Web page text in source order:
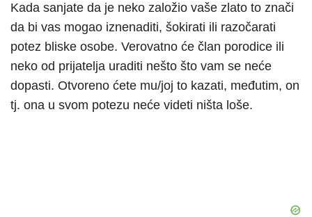
Kada sanjate da je neko založio vaše zlato to znači
da bi vas mogao iznenaditi, šokirati ili razočarati
potez bliske osobe. Verovatno će član porodice ili
neko od prijatelja uraditi nešto što vam se neće
dopasti. Otvoreno ćete mu/joj to kazati, međutim, on
tj. ona u svom potezu neće videti ništa loše.